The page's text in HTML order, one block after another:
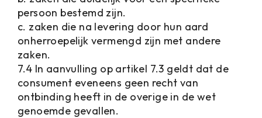
persoon bestemd zijn.
c. zaken die na levering door hun aard
onherroepelijk vermengd zijn met andere
zaken.
7.4 In aanvulling op artikel 7.3 geldt dat de
consument eveneens geen recht van
ontbinding heeft in de overige in de wet
genoemde gevallen.